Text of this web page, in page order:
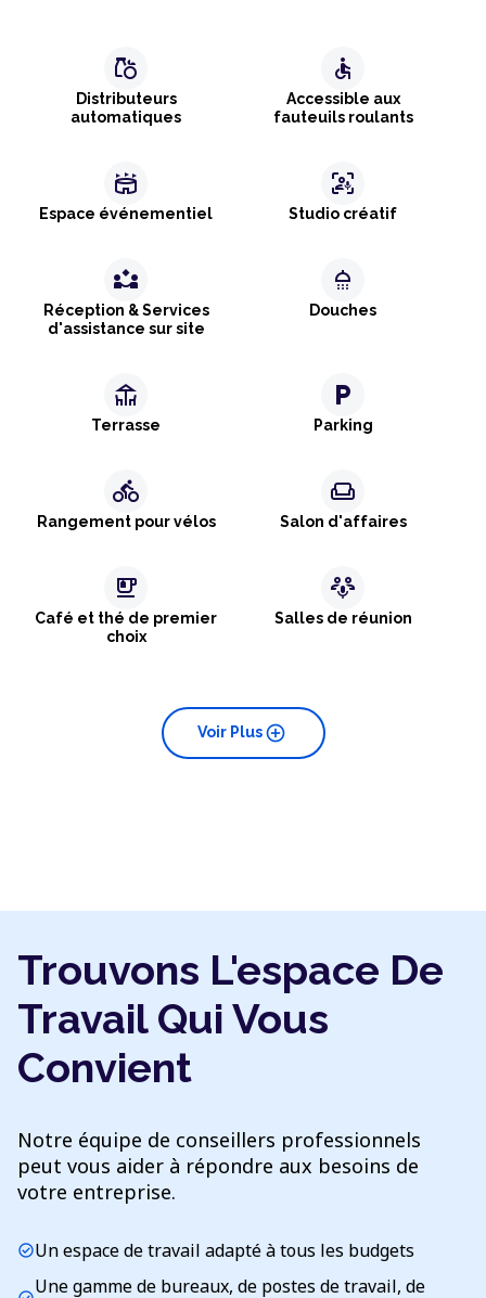
grocery
Distributeurs
automatiques
accessible
Accessible aux
fauteuils roulants
stadium
Espace événementiel
frame_person_mic
Studio créatif
partner_exchange
Réception & Services
d'assistance sur site
shower
Douches
deck
Terrasse
local_parking
Parking
directions_bike
Rangement pour vélos
weekend
Salon d'affaires
emoji_food_beverage
Café et thé de premier
choix
adaptive_audio_mic
Salles de réunion
add_circle
Voir Plus
Trouvons L'espace De
Travail Qui Vous
Convient
Notre équipe de conseillers professionnels
peut vous aider à répondre aux besoins de
votre entreprise.
check_circleUn espace de travail adapté à tous les budgets
Une gamme de bureaux, de postes de travail, de